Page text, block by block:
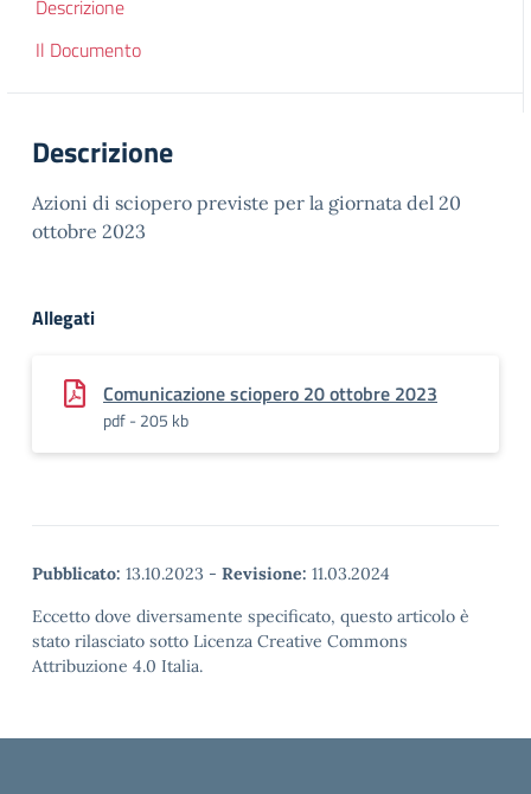
Descrizione
Il Documento
Descrizione
Azioni di sciopero previste per la giornata del 20
ottobre 2023
Allegati
Comunicazione sciopero 20 ottobre 2023
pdf - 205 kb
Pubblicato: 13.10.2023 - Revisione: 11.03.2024
Eccetto dove diversamente specificato, questo articolo è
stato rilasciato sotto Licenza Creative Commons
Attribuzione 4.0 Italia.